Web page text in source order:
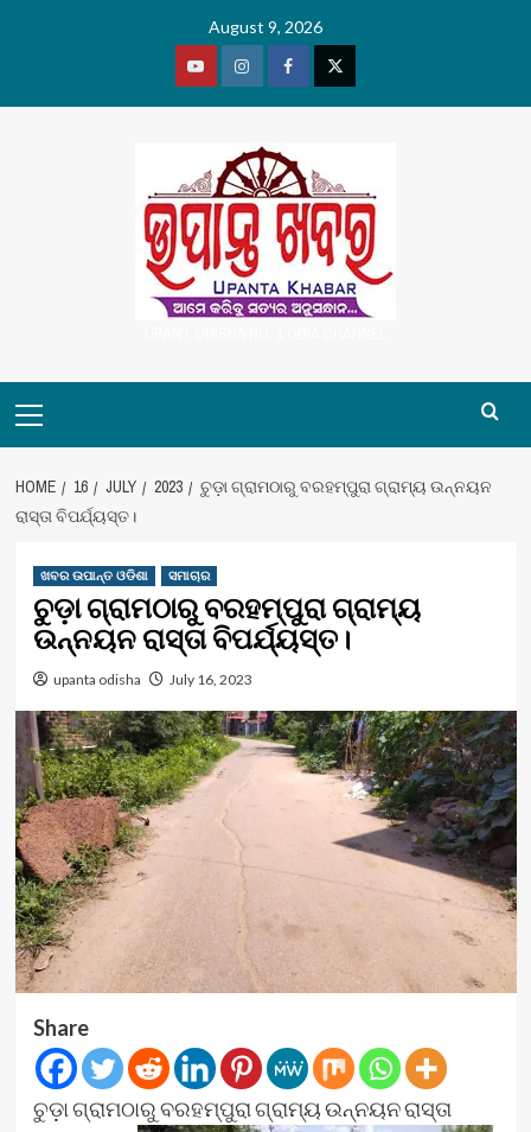
August 9, 2026
YoutubeVimeoFacebookTwitter
Menu
HOME 16 JULY 2023
ଚୁଡ଼ା ଗ୍ରାମଠାରୁ ବରହମ୍ପୁରା ଗ୍ରାମ୍ୟ ଉନ୍ନୟନ
ରାସ୍ତା ବିପର୍ଯ୍ୟସ୍ତ।
ଖବର ଉପାନ୍ତ ଓଡିଶା ସମାଚାର
ଚୁଡ଼ା ଗ୍ରାମଠାରୁ ବରହମ୍ପୁରା ଗ୍ରାମ୍ୟ
ଉନ୍ନୟନ ରାସ୍ତା ବିପର୍ଯ୍ୟସ୍ତ।
upanta odisha July 16, 2023
Share
ଚୁଡ଼ା ଗ୍ରାମଠାରୁ ବରହମ୍ପୁରା ଗ୍ରାମ୍ୟ ଉନ୍ନୟନ ରାସ୍ତା